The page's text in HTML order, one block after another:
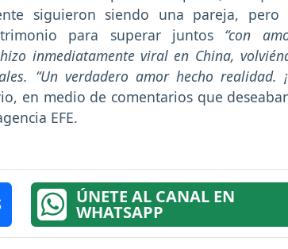
siguieron siendo una pareja, pero
para superar juntos“con
inmediatamente viral en China,
“Un verdadero amor hecho realidad.
en medio de comentarios que
EFE.
ÚNETE AL CANAL EN
WHATSAPP